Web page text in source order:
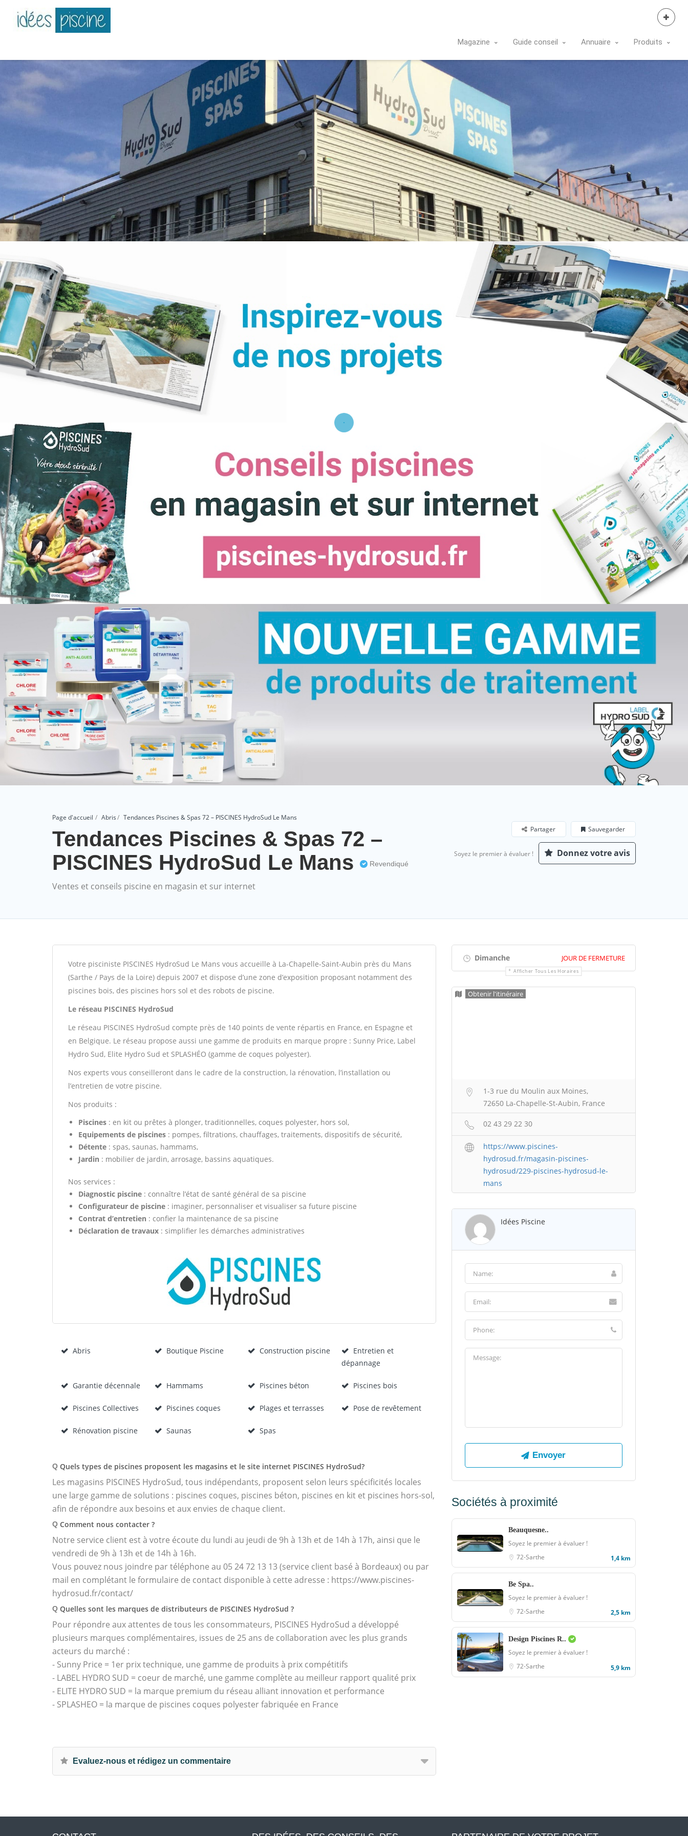
Magazine Guide conseil Annuaire Produits
Page d'accueil Abris Tendances Piscines & Spas 72 – PISCINES HydroSud Le Mans
Tendances Piscines & Spas 72 –
PISCINES HydroSud Le Mans
Revendiqué
Ventes et conseils piscine en magasin et sur internet
Sauvegarder
Partager
Soyez le premier à évaluer ! Donnez votre avis
Votre pisciniste PISCINES HydroSud Le Mans vous accueille à La-Chapelle-Saint-Aubin près du Mans
(Sarthe / Pays de la Loire) depuis 2007 et dispose d’une zone d’exposition proposant notamment des
piscines bois, des piscines hors sol et des robots de piscine.
Le réseau PISCINES HydroSud
Le réseau PISCINES HydroSud compte près de 140 points de vente répartis en France, en Espagne et
en Belgique. Le réseau propose aussi une gamme de produits en marque propre : Sunny Price, Label
Hydro Sud, Elite Hydro Sud et SPLASHÉO (gamme de coques polyester).
Nos experts vous conseilleront dans le cadre de la construction, la rénovation, l’installation ou
l’entretien de votre piscine.
Nos produits :
Piscines : en kit ou prêtes à plonger, traditionnelles, coques polyester, hors sol,
Equipements de piscines : pompes, filtrations, chauffages, traitements, dispositifs de sécurité,
Détente : spas, saunas, hammams,
Jardin : mobilier de jardin, arrosage, bassins aquatiques.
Nos services :
Diagnostic piscine : connaître l’état de santé général de sa piscine
Configurateur de piscine : imaginer, personnaliser et visualiser sa future piscine
Contrat d’entretien : confier la maintenance de sa piscine
Déclaration de travaux : simplifier les démarches administratives
Abris Boutique Piscine Construction piscine
Entretien et
dépannage
Garantie décennale Hammams Piscines béton Piscines bois
Piscines Collectives Piscines coques Plages et terrasses Pose de revêtement
Rénovation piscine Saunas Spas
Q Quels types de piscines proposent les magasins et le site internet PISCINES HydroSud?
Les magasins PISCINES HydroSud, tous indépendants, proposent selon leurs spécificités locales
une large gamme de solutions : piscines coques, piscines béton, piscines en kit et piscines hors-sol,
afin de répondre aux besoins et aux envies de chaque client.
Q Comment nous contacter ?
Notre service client est à votre écoute du lundi au jeudi de 9h à 13h et de 14h à 17h, ainsi que le
vendredi de 9h à 13h et de 14h à 16h.
Vous pouvez nous joindre par téléphone au 05 24 72 13 13 (service client basé à Bordeaux) ou par
mail en complétant le formulaire de contact disponible à cette adresse : https://www.piscines-
hydrosud.fr/contact/
Q Quelles sont les marques de distributeurs de PISCINES HydroSud ?
Pour répondre aux attentes de tous les consommateurs, PISCINES HydroSud a développé
plusieurs marques complémentaires, issues de 25 ans de collaboration avec les plus grands
acteurs du marché :
- Sunny Price = 1er prix technique, une gamme de produits à prix compétitifs
- LABEL HYDRO SUD = coeur de marché, une gamme complète au meilleur rapport qualité prix
- ELITE HYDRO SUD = la marque premium du réseau alliant innovation et performance
- SPLASHEO = la marque de piscines coques polyester fabriquée en France
Evaluez-nous et rédigez un commentaire
Dimanche JOUR DE FERMETURE
Afficher Tous Les Horaires
Obtenir l'itinéraire
1-3 rue du Moulin aux Moines,
72650 La-Chapelle-St-Aubin, France
02 43 29 22 30
https://www.piscines-
hydrosud.fr/magasin-piscines-
hydrosud/229-piscines-hydrosud-le-
mans
Idées Piscine
Sociétés à proximité
Beauquesne..
Soyez le premier à évaluer !
72-Sarthe
1,4 km
Be Spa..
Soyez le premier à évaluer !
72-Sarthe
2,5 km
Design Piscines R..
Soyez le premier à évaluer !
72-Sarthe
5,9 km